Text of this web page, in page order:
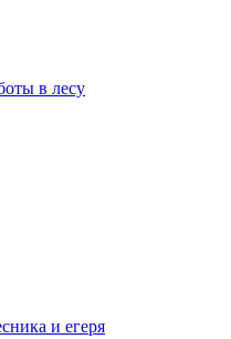
в лесу
и егеря